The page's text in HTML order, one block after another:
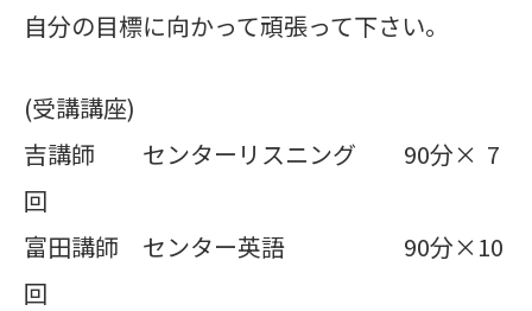
自分の目標に向かって頑張って下さい。
(受講講座)
吉講師 センターリスニング 90分× 7
回
富田講師 センター英語 90分×10
回